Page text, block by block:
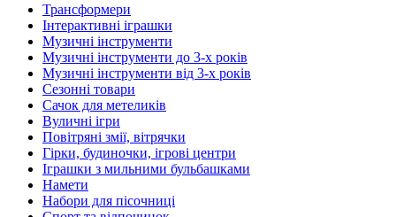
Трансформери
Інтерактивні іграшки
Музичні інструменти
Музичні інструменти до 3-х років
Музичні інструменти від 3-х років
Сезонні товари
Сачок для метеликів
Вуличні ігри
Повітряні змії, вітрячки
Гірки, будиночки, ігрові центри
Іграшки з мильними бульбашками
Намети
Набори для пісочниці